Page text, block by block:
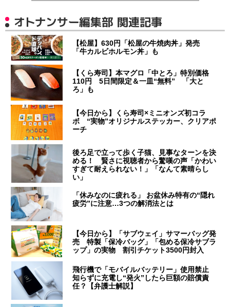
オトナンサー編集部 関連記事
【松屋】630円「松屋の牛焼肉丼」発売
「牛カルビホルモン丼」も
【くら寿司】本マグロ「中とろ」特別価格
110円 5日間限定＆一皿“無料” 「大と
ろ」も
【今日から】くら寿司×ミニオンズ初コラ
ボ “実物”オリジナルステッカー、クリアポ
ーチ
後ろ足で立って歩く子猫、見事なターンを決
める！ 賢さに視聴者から驚嘆の声「かわい
すぎて耐えられない！」「なんて素晴らし
い」
「休みなのに疲れる」 お盆休み特有の“隠れ
疲労”に注意…3つの解消法とは
【今日から】「サブウェイ」サマーバッグ発
売 特製「保冷バッグ」「包める保冷サブラ
ップ」の実物 割引チケット3500円封入
飛行機で「モバイルバッテリー」使用禁止
知らずに充電し“発火”したら巨額の賠償責
任？【弁護士解説】